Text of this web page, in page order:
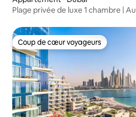
Plage privée de luxe 1 chambre |
Coup de cœur voyageurs
Coup de cœur voyageurs